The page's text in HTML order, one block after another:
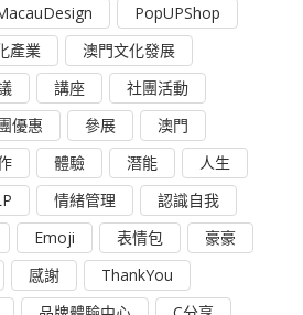
PopUPShop
產業
澳門文化發展
講座
社團活動
優惠 參展
澳門
體驗 潛能
人生
情緒管理
認識自我
Emoji 表情包
豪豪
感謝
ThankYou